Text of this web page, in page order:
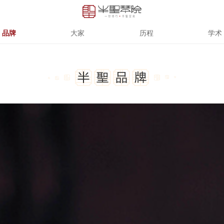
品牌 大家 历程 学术